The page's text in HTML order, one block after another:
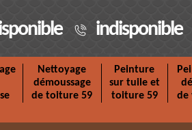
indisponible
Nettoyage
démoussage
de toiture 59
Peinture
sur tuile et
toiture 59
de